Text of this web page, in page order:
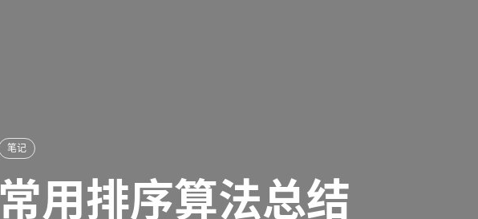
笔记
常用排序算法总结